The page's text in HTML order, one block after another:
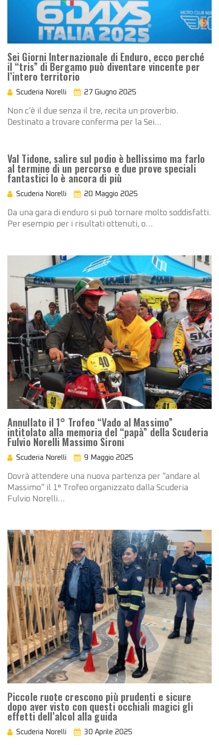
Sei Giorni Internazionale di Enduro, ecco perché
il “tris” di Bergamo può diventare vincente per
l’intero territorio
Scuderia Norelli 27 Giugno 2025
Non c’è il due senza il tre, recita un proverbio.
Destinato a trovare conferma per la Sei…
Val Tidone, salire sul podio è bellissimo ma farlo
al termine di un percorso e due prove speciali
fantastici lo è ancora di più
Scuderia Norelli 20 Maggio 2025
Da una gara di enduro si può tornare molto soddisfatti.
Per esempio per i risultati ottenuti, o…
Annullato il 1° Trofeo “Vado al Massimo”
intitolato alla memoria del “papà” della Scuderia
Fulvio Norelli Massimo Sironi
Scuderia Norelli 9 Maggio 2025
Dovrà attendere una nuova partenza per “andare al
Massimo” il 1° Trofeo organizzato dalla Scuderia
Fulvio Norelli…
Piccole ruote crescono più prudenti e sicure
dopo aver visto con questi occhiali magici gli
effetti dell’alcol alla guida
Scuderia Norelli 30 Aprile 2025